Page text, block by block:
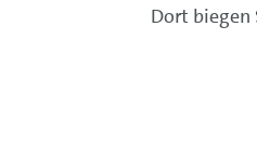
Dort biegen